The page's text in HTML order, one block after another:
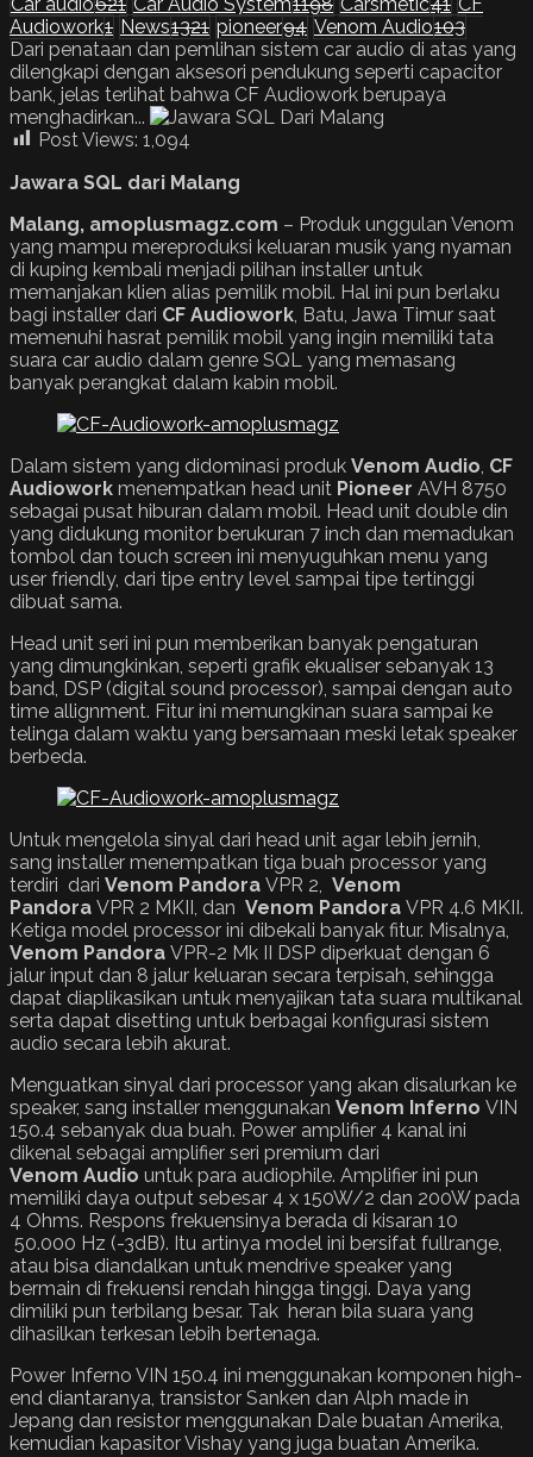
Audiowork1 News1321 pioneer94 Venom Audio103
Dari penataan dan pemlihan sistem car audio di atas yang
dilengkapi dengan aksesori pendukung seperti capacitor
bank, jelas terlihat bahwa CF Audiowork berupaya
menghadirkan...
Post Views: 1,094
Jawara SQL dari Malang
Malang, amoplusmagz.com – Produk unggulan Venom
yang mampu mereproduksi keluaran musik yang nyaman
di kuping kembali menjadi pilihan installer untuk
memanjakan klien alias pemilik mobil. Hal ini pun berlaku
bagi installer dari CF Audiowork, Batu, Jawa Timur saat
memenuhi hasrat pemilik mobil yang ingin memiliki tata
suara car audio dalam genre SQL yang memasang
banyak perangkat dalam kabin mobil.
Dalam sistem yang didominasi produk Venom Audio, CF
Audiowork menempatkan head unit Pioneer AVH 8750
sebagai pusat hiburan dalam mobil. Head unit double din
yang didukung monitor berukuran 7 inch dan memadukan
tombol dan touch screen ini menyuguhkan menu yang
user friendly, dari tipe entry level sampai tipe tertinggi
dibuat sama.
Head unit seri ini pun memberikan banyak pengaturan
yang dimungkinkan, seperti grafik ekualiser sebanyak 13
band, DSP (digital sound processor), sampai dengan auto
time allignment. Fitur ini memungkinan suara sampai ke
telinga dalam waktu yang bersamaan meski letak speaker
berbeda.
Untuk mengelola sinyal dari head unit agar lebih jernih,
sang installer menempatkan tiga buah processor yang
terdiri dari Venom Pandora VPR 2, Venom
Pandora VPR 2 MKII, dan Venom Pandora VPR 4.6 MKII.
Ketiga model processor ini dibekali banyak fitur. Misalnya,
Venom Pandora VPR-2 Mk II DSP diperkuat dengan 6
jalur input dan 8 jalur keluaran secara terpisah, sehingga
dapat diaplikasikan untuk menyajikan tata suara multikanal
serta dapat disetting untuk berbagai konfigurasi sistem
audio secara lebih akurat.
Menguatkan sinyal dari processor yang akan disalurkan ke
speaker, sang installer menggunakan Venom Inferno VIN
150.4 sebanyak dua buah. Power amplifier 4 kanal ini
dikenal sebagai amplifier seri premium dari
Venom Audio untuk para audiophile. Amplifier ini pun
memiliki daya output sebesar 4 x 150W/2 dan 200W pada
4 Ohms. Respons frekuensinya berada di kisaran 10
50.000 Hz (-3dB). Itu artinya model ini bersifat fullrange,
atau bisa diandalkan untuk mendrive speaker yang
bermain di frekuensi rendah hingga tinggi. Daya yang
dimiliki pun terbilang besar. Tak heran bila suara yang
dihasilkan terkesan lebih bertenaga.
Power Inferno VIN 150.4 ini menggunakan komponen high-
end diantaranya, transistor Sanken dan Alph made in
Jepang dan resistor menggunakan Dale buatan Amerika,
kemudian kapasitor Vishay yang juga buatan Amerika.